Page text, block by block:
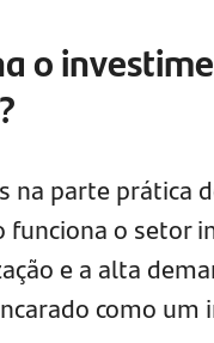
o
na parte prática
o setor
e a alta
como